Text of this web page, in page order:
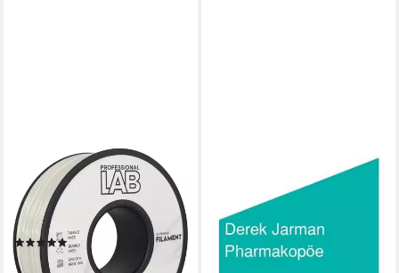
PROF. LAB
Filament Hochwertiges ABS+
1KG 1,75mm Filament
Einfachere Druckbarkeit
(1)
15,99 € UVP 24,99 €
Pharmakopöe / Derek Jarman
lieferbar - in 2-3 Werktagen bei dir